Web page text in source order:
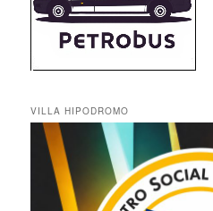
VILLA HIPODROMO